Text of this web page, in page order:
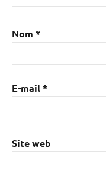
Nom *
E-mail*
Site web